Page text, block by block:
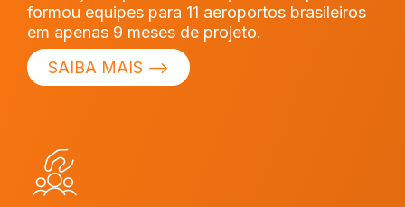
formou equipes para 11 aeroportos brasileiros
em apenas 9 meses de projeto.
SAIBA MAIS ⟶